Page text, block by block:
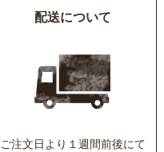
配送について
ご注文日より１週間前後にて